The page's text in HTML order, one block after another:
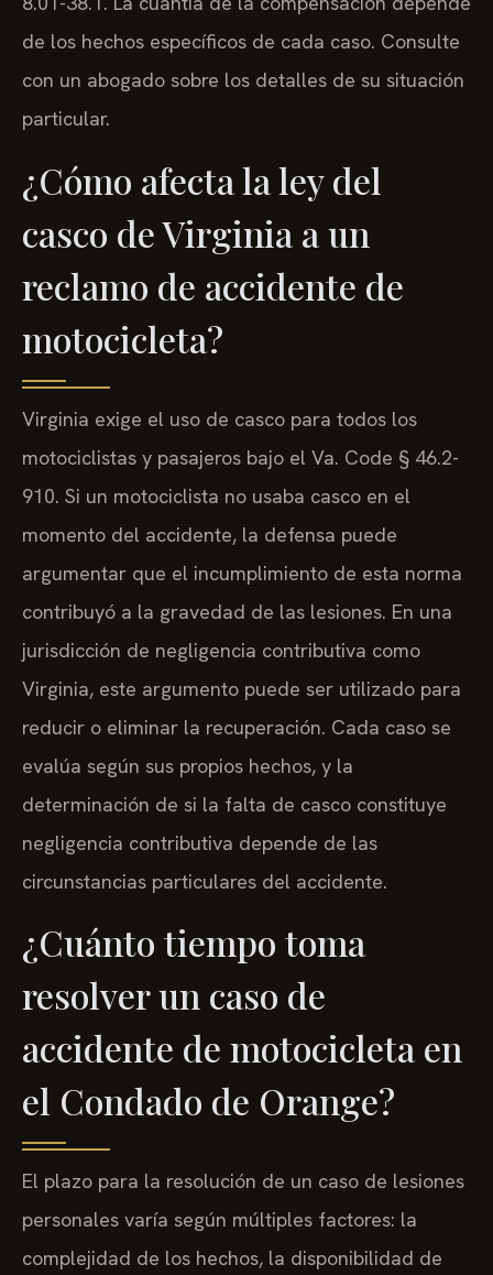
de los hechos específicos de cada caso. Consulte
con un abogado sobre los detalles de su situación
particular.
¿Cómo afecta la ley del
casco de Virginia a un
reclamo de accidente de
motocicleta?
Virginia exige el uso de casco para todos los
motociclistas y pasajeros bajo el Va. Code § 46.2-
910. Si un motociclista no usaba casco en el
momento del accidente, la defensa puede
argumentar que el incumplimiento de esta norma
contribuyó a la gravedad de las lesiones. En una
jurisdicción de negligencia contributiva como
Virginia, este argumento puede ser utilizado para
reducir o eliminar la recuperación. Cada caso se
evalúa según sus propios hechos, y la
determinación de si la falta de casco constituye
negligencia contributiva depende de las
circunstancias particulares del accidente.
¿Cuánto tiempo toma
resolver un caso de
accidente de motocicleta en
el Condado de Orange?
El plazo para la resolución de un caso de lesiones
personales varía según múltiples factores: la
complejidad de los hechos, la disponibilidad de